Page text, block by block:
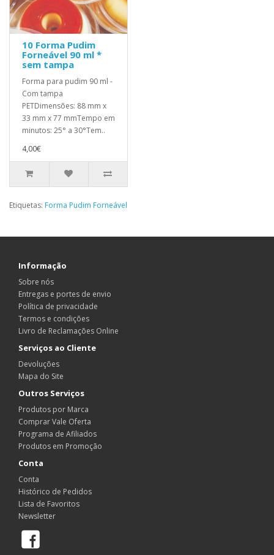
10 Forma Pudim
Forneável 90 ml *
sem tampa
Forma para pudim 90 ml -
Com tampa
PETDimensões: 88 mm x
33 mm x 77 mmTempo em
minutos: 25° a 30°Tem..
4,00€
Etiquetas: Forma Pudim Forneável
Informação
Sobre nós
Entregas e portes de envio
Política de privacidade
Termos e condições
Livro de Reclamações Online
Serviços ao Cliente
Devoluções
Mapa do Site
Outros Serviços
Produtos por Marca
Comprar Vale Oferta
Programa de Afiliados
Produtos em Promoção
Conta
Conta
Histórico de Pedidos
Lista de Favoritos
Newsletter